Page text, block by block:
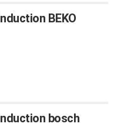
BEKO
bosch